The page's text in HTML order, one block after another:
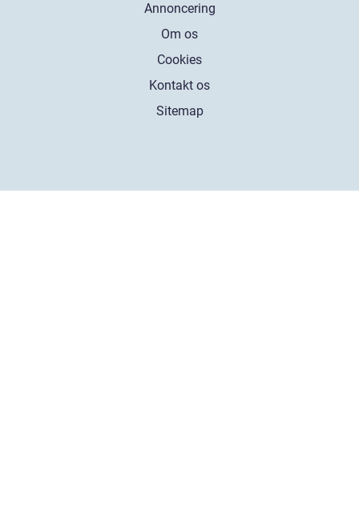
Annoncering
Om os
Cookies
Kontakt os
Sitemap